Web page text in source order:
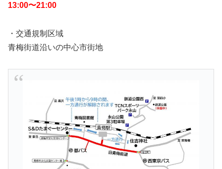
13:00〜21:00
・交通規制区域
青梅街道沿いの中心市街地